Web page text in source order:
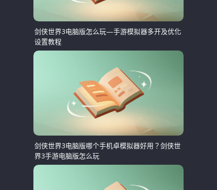
剑侠世界3电脑版怎么玩—手游模拟器多开及优化
设置教程
剑侠世界3电脑版哪个手机卓模拟器好用？剑侠世
界3手游电脑版怎么玩